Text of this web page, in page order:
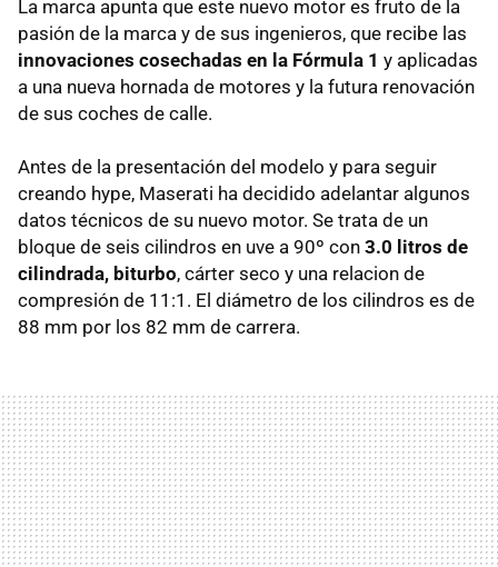
La marca apunta que este nuevo motor es fruto de la
pasión de la marca y de sus ingenieros, que recibe las
innovaciones cosechadas en la Fórmula 1 y aplicadas
a una nueva hornada de motores y la futura renovación
de sus coches de calle.
Antes de la presentación del modelo y para seguir
creando hype, Maserati ha decidido adelantar algunos
datos técnicos de su nuevo motor. Se trata de un
bloque de seis cilindros en uve a 90º con 3.0 litros de
cilindrada, biturbo, cárter seco y una relacion de
compresión de 11:1. El diámetro de los cilindros es de
88 mm por los 82 mm de carrera.